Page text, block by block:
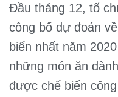
Đầu tháng 12, tổ
công bố dự đoán
biến nhất năm
những món ăn
được chế biến